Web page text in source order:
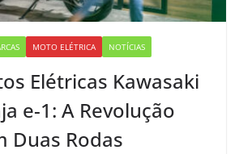
MOTO ELÉTRICA NOTÍCIAS
Elétricas Kawasaki
e-1: A Revolução
Duas Rodas